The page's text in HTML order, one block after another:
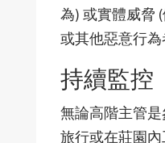
為) 或實體威脅
或其他惡意行為
持續監控
無論高階主管
旅行或在莊園